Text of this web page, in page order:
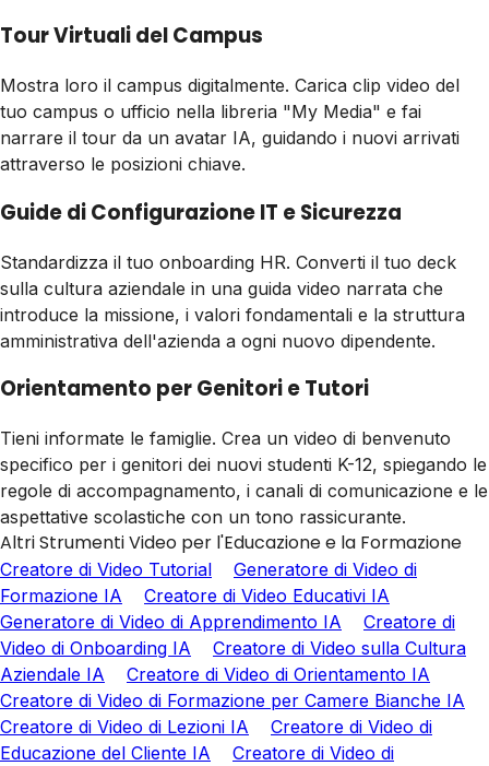
Tour Virtuali del Campus
Mostra loro il campus digitalmente. Carica clip video del
tuo campus o ufficio nella libreria "My Media" e fai
narrare il tour da un avatar IA, guidando i nuovi arrivati
attraverso le posizioni chiave.
Guide di Configurazione IT e Sicurezza
Standardizza il tuo onboarding HR. Converti il tuo deck
sulla cultura aziendale in una guida video narrata che
introduce la missione, i valori fondamentali e la struttura
amministrativa dell'azienda a ogni nuovo dipendente.
Orientamento per Genitori e Tutori
Tieni informate le famiglie. Crea un video di benvenuto
specifico per i genitori dei nuovi studenti K-12, spiegando le
regole di accompagnamento, i canali di comunicazione e le
aspettative scolastiche con un tono rassicurante.
Altri Strumenti Video per l'Educazione e la Formazione
Creatore di Video Tutorial
Generatore di Video di
Formazione IA
Creatore di Video Educativi IA
Generatore di Video di Apprendimento IA
Creatore di
Video di Onboarding IA
Creatore di Video sulla Cultura
Aziendale IA
Creatore di Video di Orientamento IA
Creatore di Video di Formazione per Camere Bianche IA
Creatore di Video di Lezioni IA
Creatore di Video di
Educazione del Cliente IA
Creatore di Video di